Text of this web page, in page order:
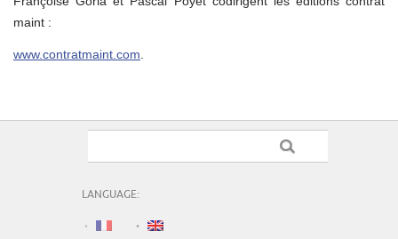
maint :
www.contratmaint.com.
LANGUAGE: